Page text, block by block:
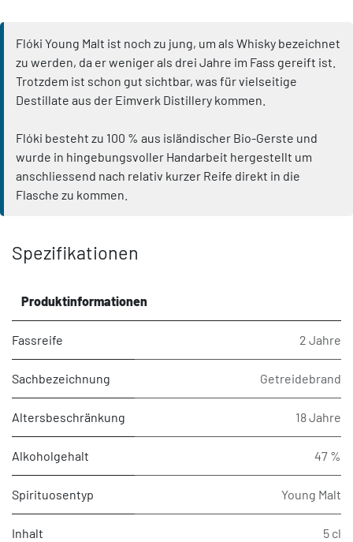
Flóki Young Malt ist noch zu jung, um als Whisky bezeichnet
zu werden, da er weniger als drei Jahre im Fass gereift ist.
Trotzdem ist schon gut sichtbar, was für vielseitige
Destillate aus der Eimverk Distillery kommen.
Flóki besteht zu 100 % aus isländischer Bio-Gerste und
wurde in hingebungsvoller Handarbeit hergestellt um
anschliessend nach relativ kurzer Reife direkt in die
Flasche zu kommen.
Spezifikationen
Produktinformationen
Fassreife 2 Jahre
Sachbezeichnung Getreidebrand
Altersbeschränkung 18 Jahre
Alkoholgehalt 47 %
Spirituosentyp Young Malt
Inhalt 5 cl